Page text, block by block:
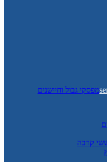
מפסקי גבול וחיישנים
קרבה